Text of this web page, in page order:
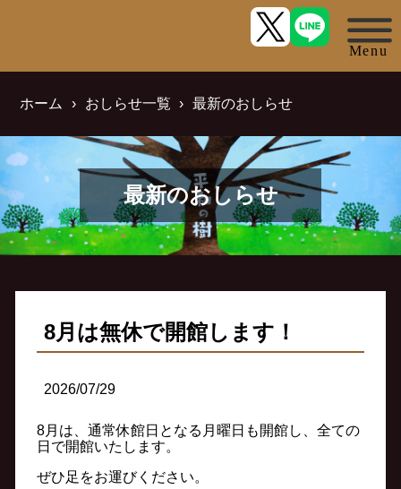
ホーム おしらせ一覧 最新のおしらせ
最新のおしらせ
8月は無休で開館します！
2026/07/29
8月は、通常休館日となる月曜日も開館し、全ての
日で開館いたします。
ぜひ足をお運びください。